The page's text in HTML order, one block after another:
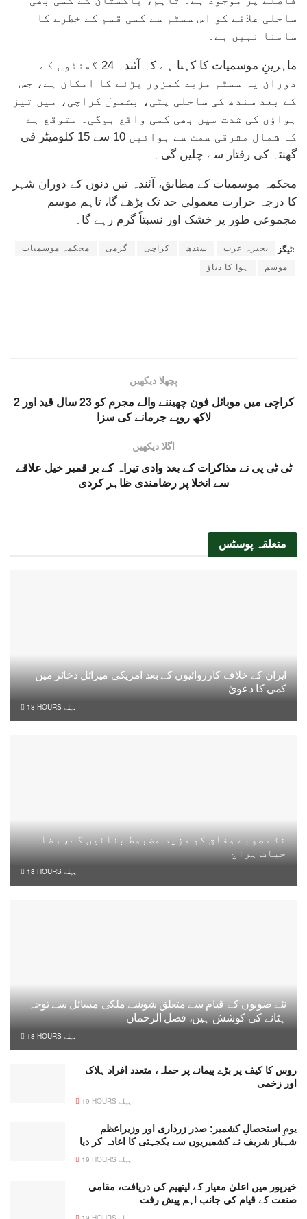
ساحلی علاقے کو اس سسٹم سے کسی قسم کے خطرے کا
سامنا نہیں ہے۔
ماہرینِ موسمیات کا کہنا ہے کہ آئندہ 24 گھنٹوں کے
دوران یہ سسٹم مزید کمزور پڑنے کا امکان ہے، جس
کے بعد سندھ کی ساحلی پٹی، بشمول کراچی، میں تیز
ہواؤں کی شدت میں بھی کمی واقع ہوگی۔ متوقع ہے
کہ شمال مشرقی سمت سے ہوائیں 10 سے 15 کلومیٹر فی
گھنٹہ کی رفتار سے چلیں گی۔
محکمہ موسمیات کے مطابق، آئندہ تین دنوں کے دوران شہر
کا درجہ حرارت معمولی حد تک بڑھے گا، تاہم موسم
مجموعی طور پر خشک اور نسبتاً گرم رہے گا۔
ٹیگز: بحیرہ عرب سندھ کراچی گرمی
محکمہ موسمیات
موسم
ہوا کا دباؤ
پچھلا دیکھیں
کراچی میں موبائل فون چھیننے والے مجرم کو 23 سال قید اور 2
لاکھ روپے جرمانے کی سزا
اگلا دیکھیں
ٹی ٹی پی نے مذاکرات کے بعد وادی تیراہ کے بر قمبر خیل علاقے
سے انخلا پر رضامندی ظاہر کردی
متعلقہ پوسٹس
ایران کے خلاف کارروائیوں کے بعد امریکی میزائل ذخائر میں
کمی کا دعویٰ
18 HOURS پہلے
نئے صوبے وفاق کو مزید مضبوط بنائیں گے، رضا
حیات ہراج
18 HOURS پہلے
نئے صوبوں کے قیام سے متعلق شوشے ملکی مسائل سے توجہ
ہٹانے کی کوشش ہیں، فضل الرحمان
18 HOURS پہلے
روس کا کیف پر بڑے پیمانے پر حملہ، متعدد افراد ہلاک
اور زخمی
19 HOURS پہلے
یومِ استحصالِ کشمیر: صدر زرداری اور وزیراعظم
شہباز شریف نے کشمیریوں سے یکجہتی کا اعادہ کر دیا
19 HOURS پہلے
خیرپور میں اعلیٰ معیار کے لیتھیم کی دریافت، مقامی
صنعت کے قیام کی جانب اہم پیش رفت